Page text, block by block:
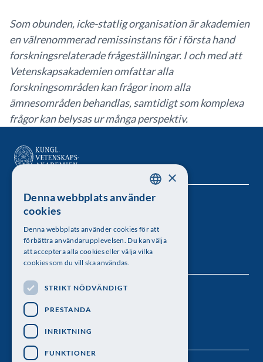
Som obunden, icke-statlig organisation är akademien
en välrenommerad remissinstans för i första hand
forskningsrelaterade frågeställningar. I och med att
Vetenskapsakademien omfattar alla
forskningsområden kan frågor inom alla
ämnesområden behandlas, samtidigt som komplexa
frågor kan belysas ur många perspektiv.
Kungl. Vetenskapsakademien
Besöksadress: Lilla Frescativägen 4A
Telefon: 08-673 95 00
Följ oss
SWEDISH
×
Denna webbplats använder
cookies
Denna webbplats använder cookies för att
förbättra användarupplevelsen. Du kan välja
att acceptera alla cookies eller välja vilka
cookies som du vill ska användas.
STRIKT NÖDVÄNDIGT
PRESTANDA
INRIKTNING
FUNKTIONER